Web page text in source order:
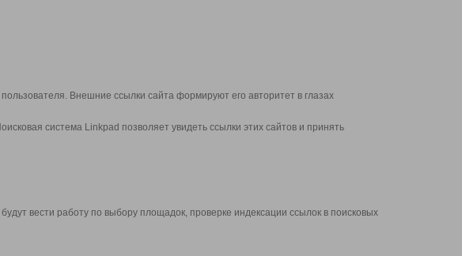
Внешние ссылки сайта формируют его авторитет в глазах
система Linkpad позволяет увидеть ссылки этих сайтов и принять
вести работу по выбору площадок, проверке индексации ссылок в поисковых